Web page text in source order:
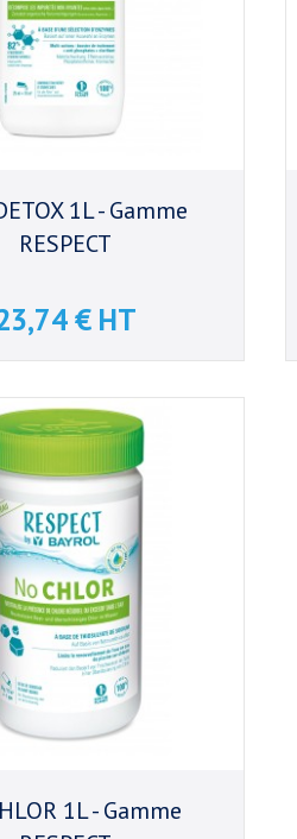
1L - Gamme
RESPECT
Prix
€ HT
1L - Gamme